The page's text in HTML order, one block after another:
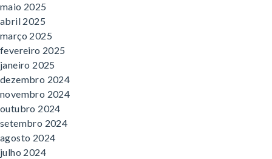
maio 2025
abril 2025
março 2025
fevereiro 2025
janeiro 2025
dezembro 2024
novembro 2024
outubro 2024
setembro 2024
agosto 2024
julho 2024